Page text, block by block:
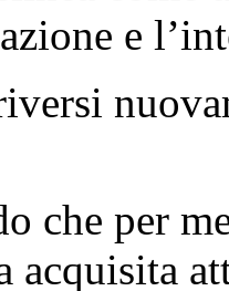
e
che per
acquisita